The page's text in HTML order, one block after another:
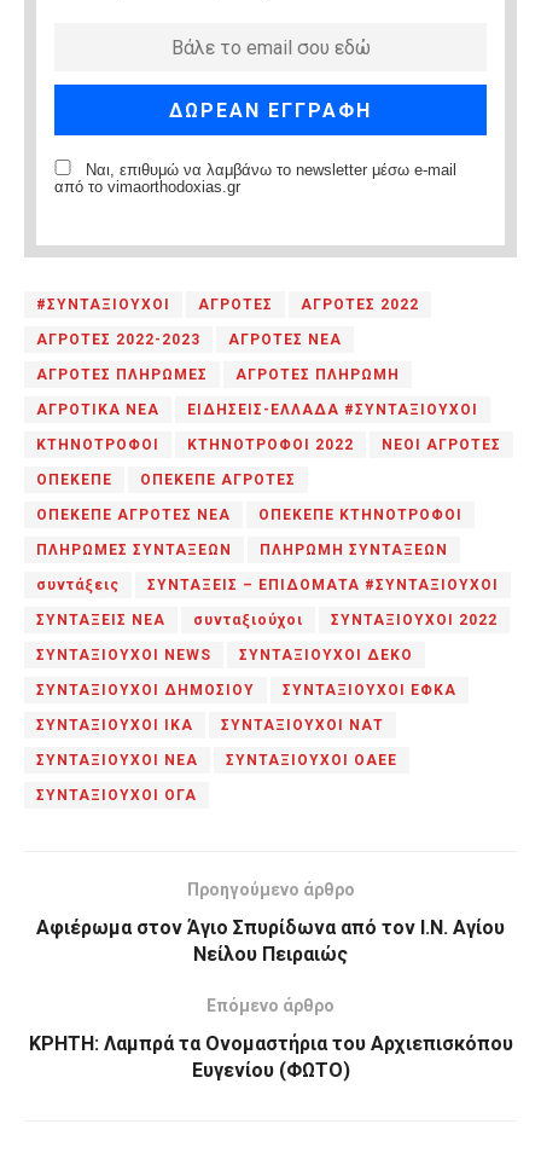
Ναι, επιθυμώ να λαμβάνω το newsletter μέσω e-mail
από το vimaorthodoxias.gr
#ΣΥΝΤΑΞΙΟΥΧΟΙ ΑΓΡΟΤΕΣ ΑΓΡΟΤΕΣ 2022
ΑΓΡΟΤΕΣ 2022-2023 ΑΓΡΟΤΕΣ ΝΕΑ
ΑΓΡΟΤΕΣ ΠΛΗΡΩΜΕΣ ΑΓΡΟΤΕΣ ΠΛΗΡΩΜΗ
ΑΓΡΟΤΙΚΑ ΝΕΑ ΕΙΔΗΣΕΙΣ-ΕΛΛΑΔΑ #ΣΥΝΤΑΞΙΟΥΧΟΙ
ΚΤΗΝΟΤΡΟΦΟΙ ΚΤΗΝΟΤΡΟΦΟΙ 2022 ΝΕΟΙ ΑΓΡΟΤΕΣ
ΟΠΕΚΕΠΕ ΟΠΕΚΕΠΕ ΑΓΡΟΤΕΣ
ΟΠΕΚΕΠΕ ΑΓΡΟΤΕΣ ΝΕΑ ΟΠΕΚΕΠΕ ΚΤΗΝΟΤΡΟΦΟΙ
ΠΛΗΡΩΜΕΣ ΣΥΝΤΑΞΕΩΝ ΠΛΗΡΩΜΗ ΣΥΝΤΑΞΕΩΝ
συντάξεις ΣΥΝΤΑΞΕΙΣ – ΕΠΙΔΟΜΑΤΑ #ΣΥΝΤΑΞΙΟΥΧΟΙ
ΣΥΝΤΑΞΕΙΣ ΝΕΑ συνταξιούχοι ΣΥΝΤΑΞΙΟΥΧΟΙ 2022
ΣΥΝΤΑΞΙΟΥΧΟΙ NEWS ΣΥΝΤΑΞΙΟΥΧΟΙ ΔΕΚΟ
ΣΥΝΤΑΞΙΟΥΧΟΙ ΔΗΜΟΣΙΟΥ ΣΥΝΤΑΞΙΟΥΧΟΙ ΕΦΚΑ
ΣΥΝΤΑΞΙΟΥΧΟΙ ΙΚΑ ΣΥΝΤΑΞΙΟΥΧΟΙ ΝΑΤ
ΣΥΝΤΑΞΙΟΥΧΟΙ ΝΕΑ ΣΥΝΤΑΞΙΟΥΧΟΙ ΟΑΕΕ
ΣΥΝΤΑΞΙΟΥΧΟΙ ΟΓΑ
Προηγούμενο άρθρο
Αφιέρωμα στον Άγιο Σπυρίδωνα από τον Ι.Ν. Αγίου
Νείλου Πειραιώς
Επόμενο άρθρο
ΚΡΗΤΗ: Λαμπρά τα Ονομαστήρια του Αρχιεπισκόπου
Ευγενίου (ΦΩΤΟ)